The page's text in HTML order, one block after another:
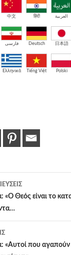
中文 हिंदी العربية
فارسی Deutsch 日本語
Ελληνικά Tiếng Việt Polski
Θεός είναι το
«Αυτοί που